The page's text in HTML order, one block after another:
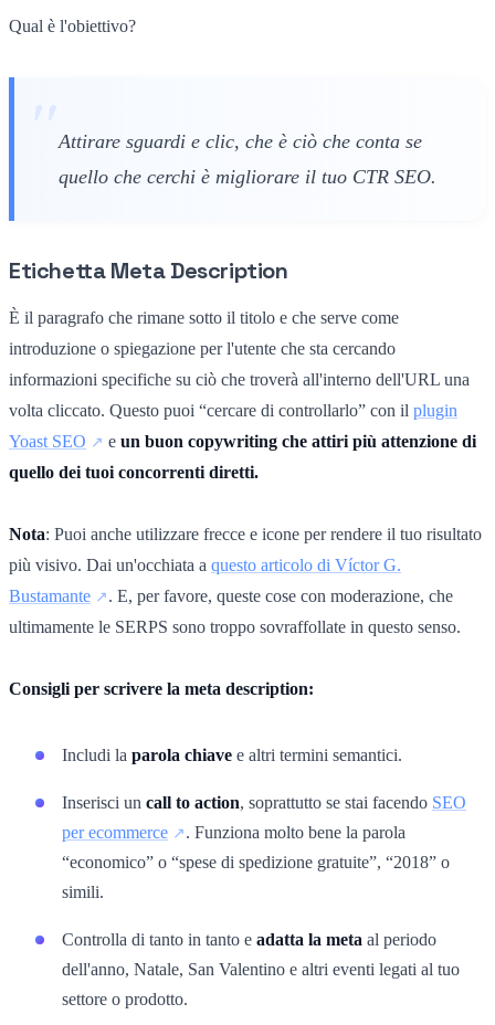
Qual è l'obiettivo?
Attirare sguardi e clic, che è ciò che conta se
quello che cerchi è migliorare il tuo CTR SEO.
Etichetta Meta Description
È il paragrafo che rimane sotto il titolo e che serve come
introduzione o spiegazione per l'utente che sta cercando
informazioni specifiche su ciò che troverà all'interno dell'URL una
volta cliccato. Questo puoi “cercare di controllarlo” con il plugin
Yoast SEO
e un buon copywriting che attiri più attenzione di
quello dei tuoi concorrenti diretti.
Nota: Puoi anche utilizzare frecce e icone per rendere il tuo risultato
più visivo. Dai un'occhiata a questo articolo di Víctor G.
Bustamante
. E, per favore, queste cose con moderazione, che
ultimamente le SERPS sono troppo sovraffollate in questo senso.
Consigli per scrivere la meta description:
Includi la parola chiave e altri termini semantici.
Inserisci un call to action, soprattutto se stai facendo SEO
per ecommerce
. Funziona molto bene la parola
“economico” o “spese di spedizione gratuite”, “2018” o
simili.
Controlla di tanto in tanto e adatta la meta al periodo
dell'anno, Natale, San Valentino e altri eventi legati al tuo
settore o prodotto.